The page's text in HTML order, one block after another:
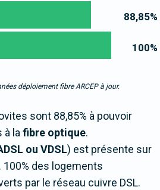
88,85%
100%
déploiement fibre ARCEP à jour.
sont 88,85% à pouvoir
à lafibre optique.
ou VDSL) est présente sur
100% des logements
par le réseau cuivre DSL.